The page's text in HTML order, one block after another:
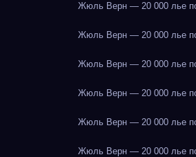
Жюль Верн — 20 000 лье
Жюль Верн — 20 000 лье
Жюль Верн — 20 000 лье
Жюль Верн — 20 000 лье
Жюль Верн — 20 000 лье
Жюль Верн — 20 000 лье